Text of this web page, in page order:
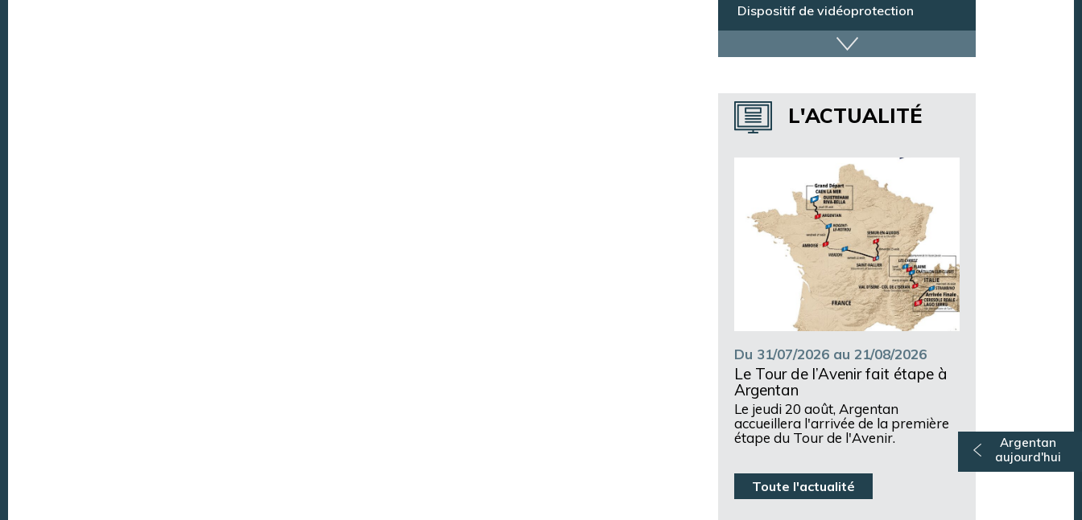
Argentan
aujourd'hui
Marchés publics
Dispositif de vidéoprotection
Annuaire des services
Annuaire des associations
Argentan Aujourd’hui
L'ACTUALITÉ
Du 31/07/2026 au 21/08/2026
Le Tour de l’Avenir fait étape à
Argentan
Le jeudi 20 août, Argentan
accueillera l'arrivée de la première
étape du Tour de l'Avenir.
Toute l'actualité